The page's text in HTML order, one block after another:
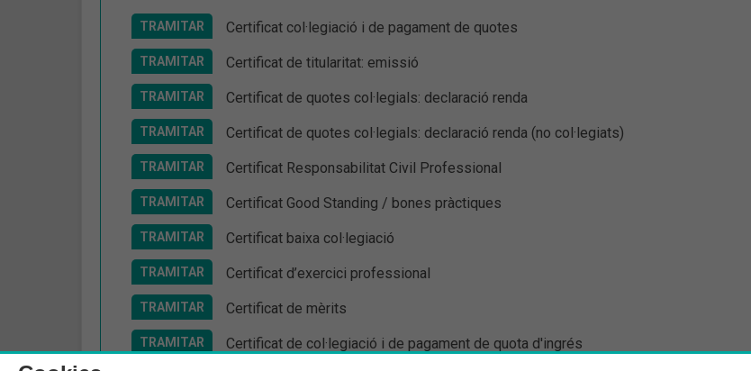
TRAMITAR Certificat col·legiació i de pagament de quotes
TRAMITAR Certificat de titularitat: emissió
TRAMITAR Certificat de quotes col·legials: declaració renda
TRAMITAR Certificat de quotes col·legials: declaració renda (no col·legiats)
TRAMITAR Certificat Responsabilitat Civil Professional
TRAMITAR Certificat Good Standing / bones pràctiques
TRAMITAR Certificat baixa col·legiació
TRAMITAR Certificat d’exercici professional
TRAMITAR Certificat de mèrits
TRAMITAR Certificat de col·legiació i de pagament de quota d'ingrés